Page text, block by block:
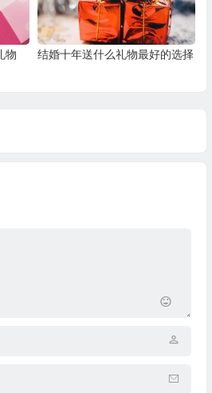
物 结婚十年送什么礼物最好的选择